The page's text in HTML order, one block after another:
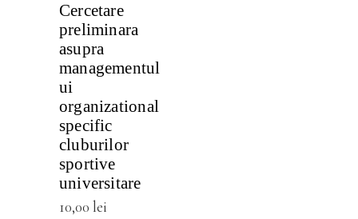
Cercetare
preliminara
asupra
managementul
ui
organizational
specific
cluburilor
sportive
universitare
10,00 lei